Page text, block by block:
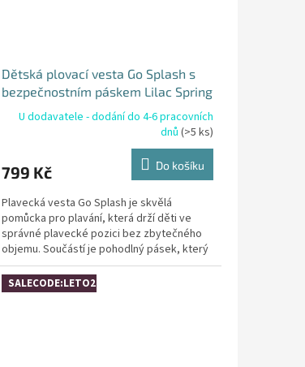
Dětská plovací vesta Go Splash s
bezpečnostním páskem Lilac Spring
- 4-6 let
U dodavatele - dodání do 4-6 pracovních
dnů (>5 ks)
799 Kč Do košíku
Plavecká vesta Go Splash je skvělá
pomůcka pro plavání, která drží děti ve
správné plavecké pozici bez zbytečného
objemu. Součástí je pohodlný pásek, který
zabraňuje vyjíždění...
SALECODE:LETO26:4:%